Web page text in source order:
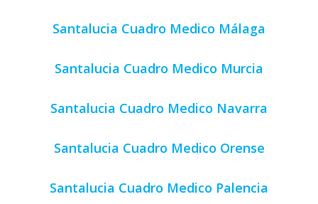
Santalucia Cuadro Medico Málaga
Santalucia Cuadro Medico Murcia
Santalucia Cuadro Medico Navarra
Santalucia Cuadro Medico Orense
Santalucia Cuadro Medico Palencia